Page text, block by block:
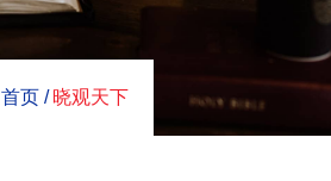
首页 / 晓观天下